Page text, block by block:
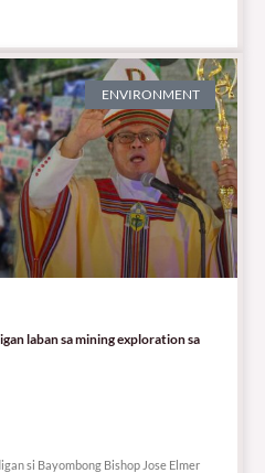
ENVIRONMENT
laban sa mining exploration sa
si Bayombong Bishop Jose Elmer